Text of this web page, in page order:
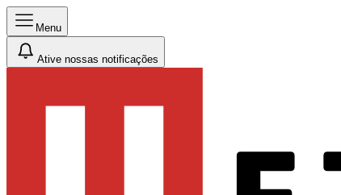
Menu
Ative nossas notificações